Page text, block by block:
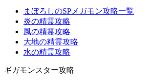
まぼろしのSPメガモン攻略一覧
炎の精霊攻略
風の精霊攻略
大地の精霊攻略
水の精霊攻略
ギガモンスター攻略